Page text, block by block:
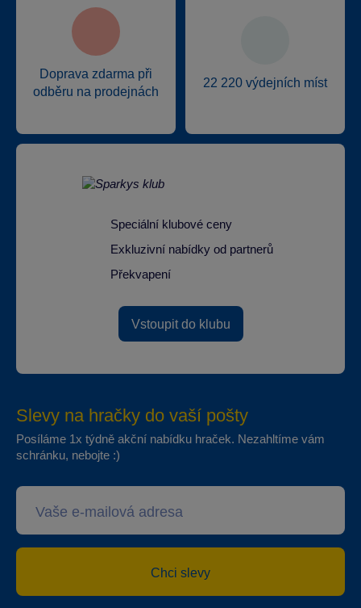
Doprava zdarma při
odběru na prodejnách
22 220 výdejních míst
Speciální klubové ceny
Exkluzivní nabídky od partnerů
Překvapení
Vstoupit do klubu
Slevy na hračky do vaší pošty
Posíláme 1x týdně akční nabídku hraček. Nezahltíme vám
schránku, nebojte :)
Chci slevy